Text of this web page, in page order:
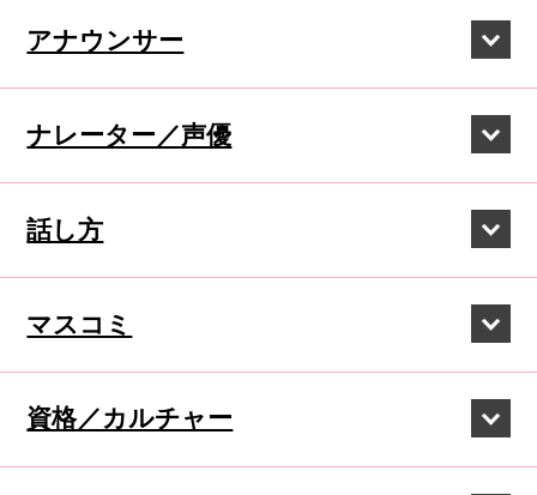
アナウンサー
ナレーター／声優
話し方
マスコミ
資格／カルチャー